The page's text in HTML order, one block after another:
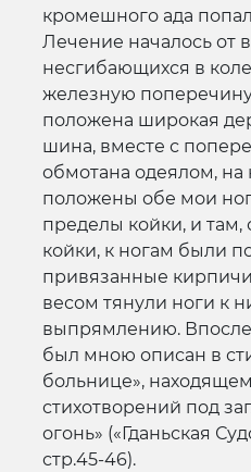
кромешного ада
Лечение началось от
несгибающихся в
железную поперечину
положена широкая
шина, вместе с
обмотана одеялом, на
положены обе мои
пределы койки, и там,
койки, к ногам были
привязанные
весом тянули ноги к
выпрямлению.
был мною описан в
больнице»,
стихотворений под
огонь» («Гданьская
стр.45-46).